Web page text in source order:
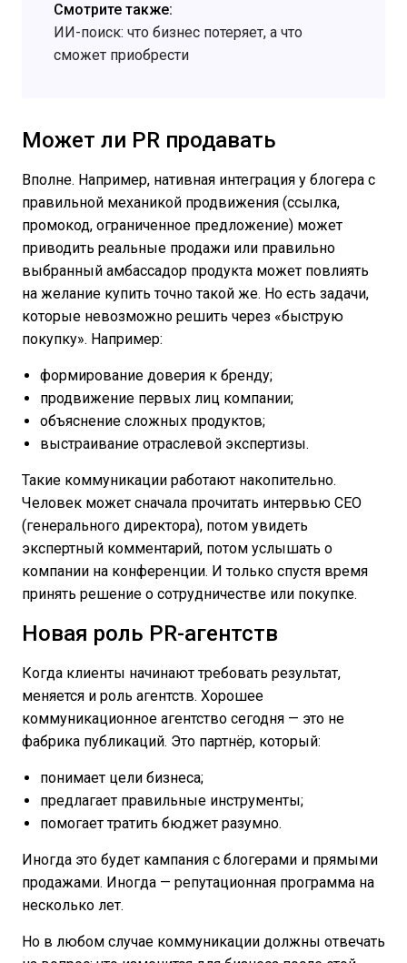
Смотрите также:
ИИ-поиск: что бизнес потеряет, а что
сможет приобрести
Может ли PR продавать
Вполне. Например, нативная интеграция у блогера с
правильной механикой продвижения (ссылка,
промокод, ограниченное предложение) может
приводить реальные продажи или правильно
выбранный амбассадор продукта может повлиять
на желание купить точно такой же. Но есть задачи,
которые невозможно решить через «быструю
покупку». Например:
формирование доверия к бренду;
продвижение первых лиц компании;
объяснение сложных продуктов;
выстраивание отраслевой экспертизы.
Такие коммуникации работают накопительно.
Человек может сначала прочитать интервью CEO
(генерального директора), потом увидеть
экспертный комментарий, потом услышать о
компании на конференции. И только спустя время
принять решение о сотрудничестве или покупке.
Новая роль PR-агентств
Когда клиенты начинают требовать результат,
меняется и роль агентств. Хорошее
коммуникационное агентство сегодня — это не
фабрика публикаций. Это партнёр, который:
понимает цели бизнеса;
предлагает правильные инструменты;
помогает тратить бюджет разумно.
Иногда это будет кампания с блогерами и прямыми
продажами. Иногда — репутационная программа на
несколько лет.
Но в любом случае коммуникации должны отвечать